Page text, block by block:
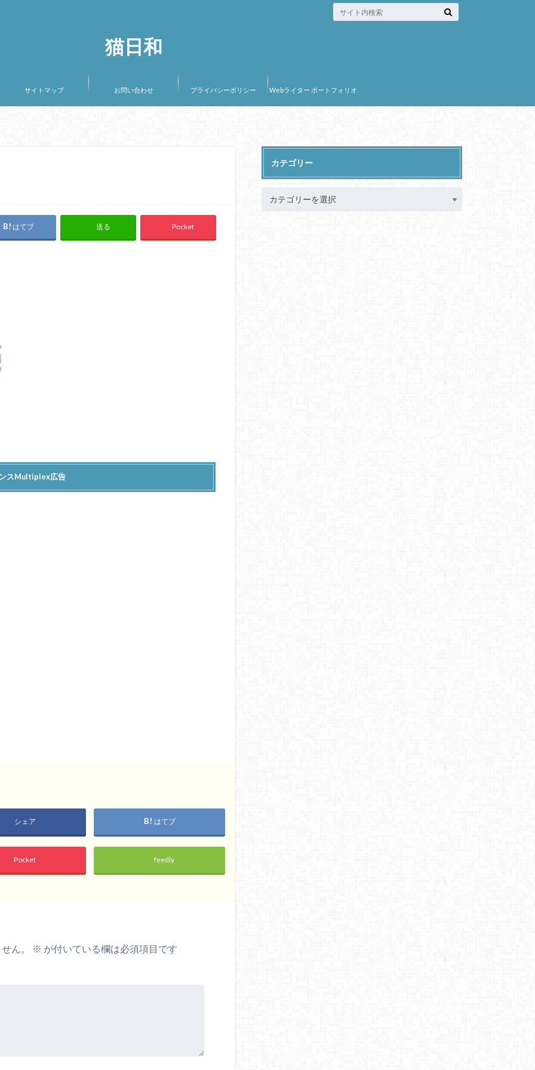
猫日和
サイトマップ お問い合わせ プライバシーポリシー Webライター ポートフォリオ
はてブ 送る Pocket
スMultiplex広告
シェア はてブ
Pocket feedly
ん。 ※ が付いている欄は必須項目です
カテゴリー